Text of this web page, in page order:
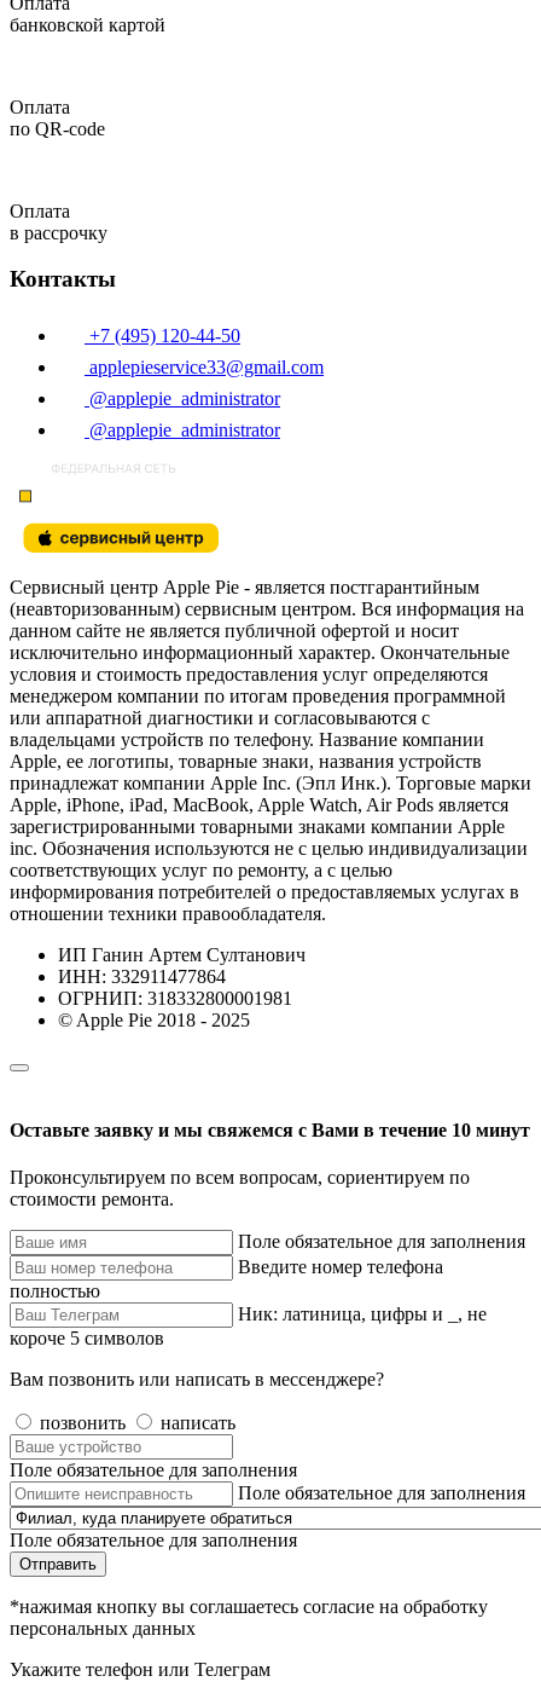
банковской картой
Оплата
по QR-code
Оплата
в рассрочку
Контакты
+7 (495) 120-44-50
applepieservice33@gmail.com
@applepie_administrator
@applepie_administrator
Сервисный центр Apple Pie - является постгарантийным
(неавторизованным) сервисным центром. Вся информация на
данном сайте не является публичной офертой и носит
исключительно информационный характер. Окончательные
условия и стоимость предоставления услуг определяются
менеджером компании по итогам проведения программной
или аппаратной диагностики и согласовываются с
владельцами устройств по телефону. Название компании
Apple, ее логотипы, товарные знаки, названия устройств
принадлежат компании Apple Inc. (Эпл Инк.). Торговые марки
Apple, iPhone, iPad, MacBook, Apple Watch, Air Pods является
зарегистрированными товарными знаками компании Apple
inc. Обозначения используются не с целью индивидуализации
соответствующих услуг по ремонту, а с целью
информирования потребителей о предоставляемых услугах в
отношении техники правообладателя.
ИП Ганин Артем Султанович
ИНН: 332911477864
ОГРНИП: 318332800001981
© Apple Pie 2018 - 2025
Оставьте заявку и мы свяжемся с Вами в течение 10 минут
Проконсультируем по всем вопросам, сориентируем по
стоимости ремонта.
Поле обязательное для заполнения
Введите номер телефона
полностью
Ник: латиница, цифры и _, не
короче 5 символов
Вам позвонить или написать в мессенджере?
позвонить написать
Поле обязательное для заполнения
Поле обязательное для заполнения
Поле обязательное для заполнения
Отправить
*нажимая кнопку вы соглашаетесь согласие на обработку
персональных данных
Укажите телефон или Телеграм